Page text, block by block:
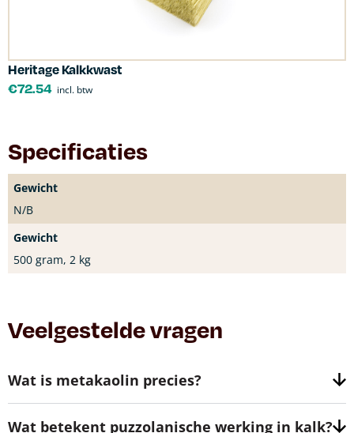
Heritage Kalkkwast
€72.54 incl. btw
Specificaties
Gewicht
N/B
Gewicht
500 gram, 2 kg
Veelgestelde vragen
Wat is metakaolin precies?
Wat betekent puzzolanische werking in kalk?